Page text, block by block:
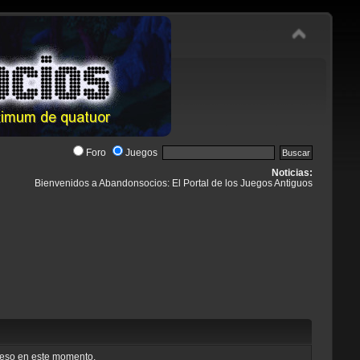
Foro Juegos
Noticias:
Bienvenidos a Abandonsocios: El Portal de los Juegos Antiguos
en este momento.